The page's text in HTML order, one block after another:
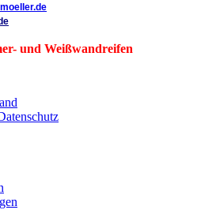
und Weißwandreifen